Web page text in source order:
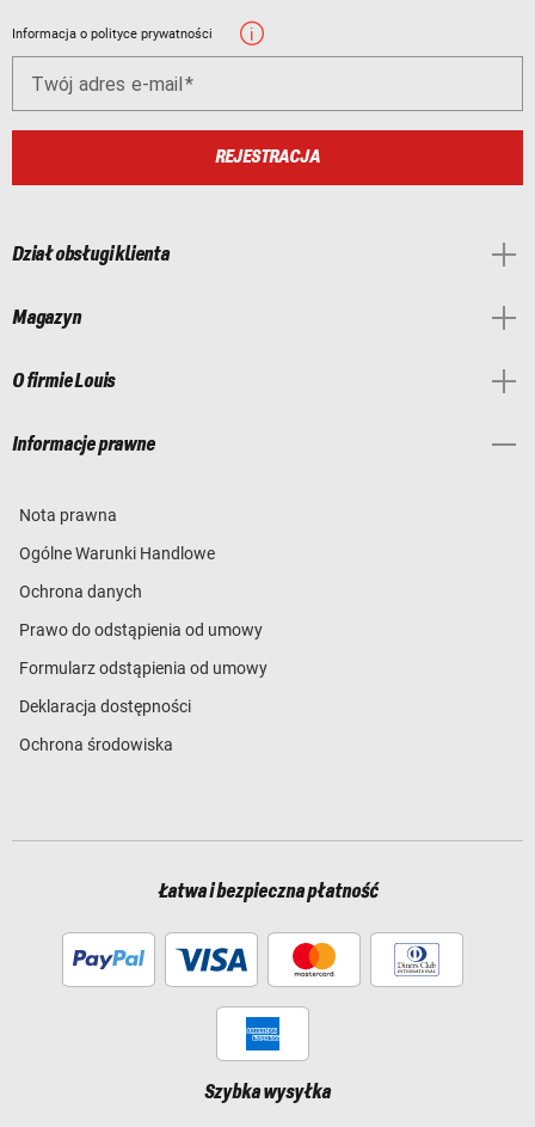
Informacja o polityce prywatności
Twój adres e-mail
REJESTRACJA
Dział obsługi klienta
Magazyn
O firmie Louis
Informacje prawne
Nota prawna
Ogólne Warunki Handlowe
Ochrona danych
Prawo do odstąpienia od umowy
Formularz odstąpienia od umowy
Deklaracja dostępności
Ochrona środowiska
Łatwa i bezpieczna płatność
Szybka wysyłka